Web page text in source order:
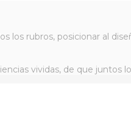
los rubros, posicionar al
vividas, de que juntos